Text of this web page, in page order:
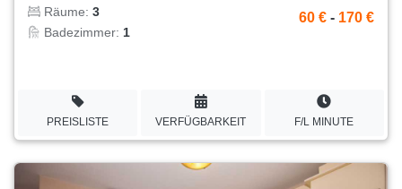
Räume: 3
Badezimmer: 1
60 € - 170 €
PREISLISTE VERFÜGBARKEIT F/L MINUTE